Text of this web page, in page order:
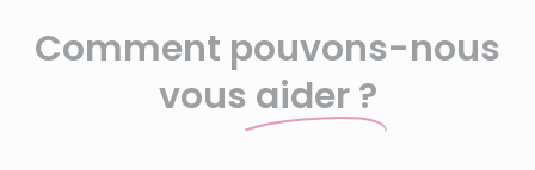
Comment pouvons-nous
vous aider ?